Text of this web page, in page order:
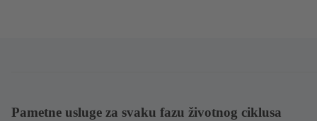
Pametne usluge za svaku fazu životnog ciklusa